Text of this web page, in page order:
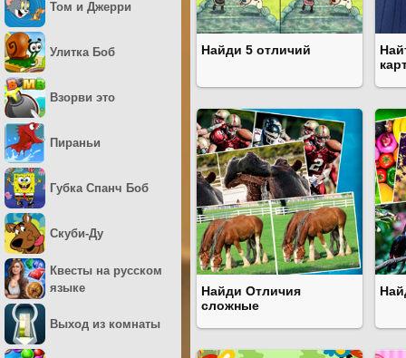
Найди 5 отличий
Найди Отличия
сложные
Том и Джерри
Улитка Боб
Взорви это
Пираньи
Губка Спанч Боб
Скуби-Ду
Квесты на русском
языке
Выход из комнаты